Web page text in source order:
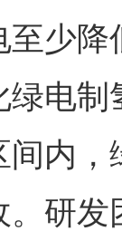
少
电
内
研